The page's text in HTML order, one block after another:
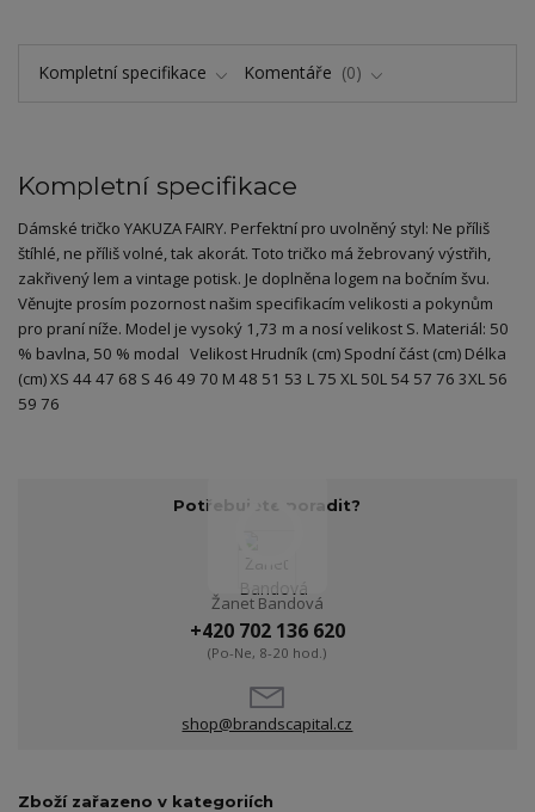
Kompletní specifikace Komentáře 0
Kompletní specifikace
Dámské tričko YAKUZA FAIRY. Perfektní pro uvolněný styl: Ne příliš
štíhlé, ne příliš volné, tak akorát. Toto tričko má žebrovaný výstřih,
zakřivený lem a vintage potisk. Je doplněna logem na bočním švu.
Věnujte prosím pozornost našim specifikacím velikosti a pokynům
pro praní níže. Model je vysoký 1,73 m a nosí velikost S. Materiál: 50
% bavlna, 50 % modal Velikost Hrudník (cm) Spodní část (cm) Délka
(cm) XS 44 47 68 S 46 49 70 M 48 51 53 L 75 XL 50L 54 57 76 3XL 56
59 76
Potřebujete poradit?
Žanet Bandová
+420 702 136 620
(Po-Ne, 8-20 hod.)
shop@brandscapital.cz
Zboží zařazeno v kategoriích